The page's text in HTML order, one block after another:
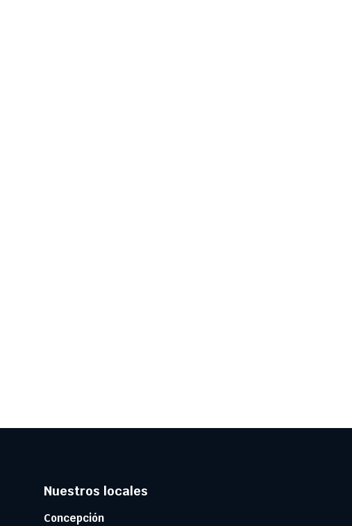
Nuestros locales
Concepción